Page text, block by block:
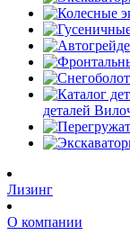
деталей
Лизинг
О компании